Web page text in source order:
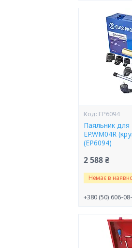
EP6094
Паяльник для
EP.WM04R
(EP6094)
2 588 ₴
Немає в
+380 (50) 606-